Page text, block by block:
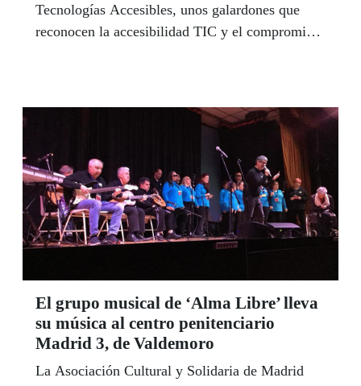
Tecnologías Accesibles, unos galardones que
reconocen la accesibilidad TIC y el compromiso
El grupo musical de ‘Alma Libre’ lleva
su música al centro penitenciario
Madrid 3, de Valdemoro
La Asociación Cultural y Solidaria de Madrid